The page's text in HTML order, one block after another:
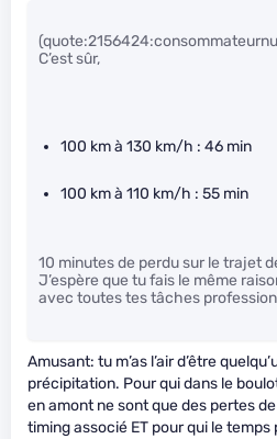
C’est sûr,
100 km à 130 km/h : 46 min
100 km à 110 km/h : 55 min
10 minutes de perdu sur le trajet
J’espère que tu fais le même
avec toutes tes tâches
Amusant: tu m’as l’air d’être
précipitation. Pour qui dans le
en amont ne sont que des pertes
timing associé ET pour qui le